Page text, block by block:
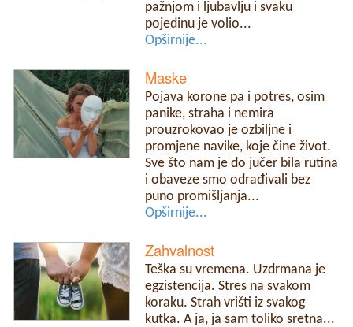
pažnjom i ljubavlju i svaku
pojedinu je volio...
Opširnije...
Maske
Pojava korone pa i potres, osim
panike, straha i nemira
prouzrokovao je ozbiljne i
promjene navike, koje čine život.
Sve što nam je do jučer bila rutina
i obaveze smo odrađivali bez
puno promišljanja...
Opširnije...
Zahvalnost
Teška su vremena. Uzdrmana je
egzistencija. Stres na svakom
koraku. Strah vrišti iz svakog
kutka. A ja, ja sam toliko sretna...